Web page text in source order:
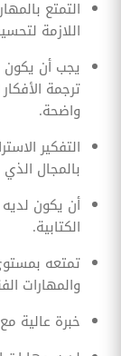
التمتع
اللازمة
يجب أن يكون
ترجمة
واضحة.
التفكير
بالمجال
أن يكون
الكتابية.
تمتعه
والمهارات
خبرة عالية